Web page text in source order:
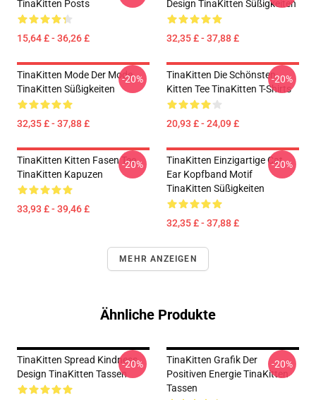
TinaKitten Posts
15,64 £ - 36,26 £
Design TinaKitten Süßigkeiten
32,35 £ - 37,88 £
TinaKitten Mode Der Mode
TinaKitten Süßigkeiten
32,35 £ - 37,88 £
-20%
TinaKitten Die Schönsten
Kitten Tee TinaKitten T-Shirts
20,93 £ - 24,09 £
-20%
TinaKitten Kitten Fasen Tee
TinaKitten Kapuzen
33,93 £ - 39,46 £
-20%
TinaKitten Einzigartige Cat
Ear Kopfband Motif
TinaKitten Süßigkeiten
32,35 £ - 37,88 £
-20%
MEHR ANZEIGEN
Ähnliche Produkte
TinaKitten Spread Kindness
Design TinaKitten Tassen
-20%
TinaKitten Grafik Der
Positiven Energie TinaKitten
Tassen
-20%